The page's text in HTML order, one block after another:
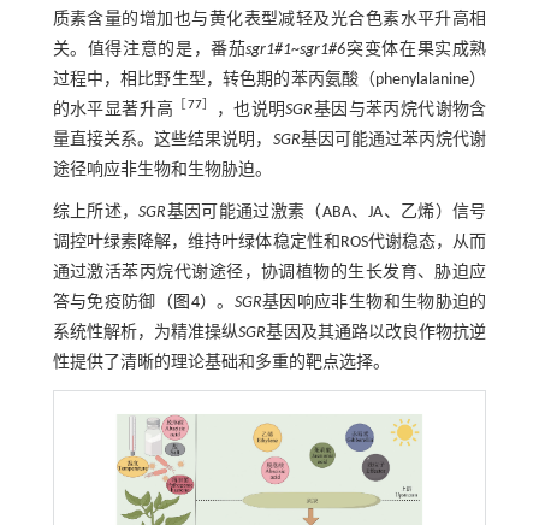
质素含量的增加也与黄化表型减轻及光合色素水平升高相
关。值得注意的是，番茄sgr1#1~sgr1#6突变体在果实成熟
过程中，相比野生型，转色期的苯丙氨酸（phenylalanine）
的水平显著升高
77］ ，也说明SGR基因与苯丙烷代谢物含
量直接关系。这些结果说明， SGR基因可能通过苯丙烷代谢
途径响应非生物和生物胁迫。
综上所述，SGR基因可能通过激素（ABA、JA、乙烯）信号
调控叶绿素降解，维持叶绿体稳定性和ROS代谢稳态，从而
通过激活苯丙烷代谢途径，协调植物的生长发育、胁迫应
答与免疫防御（ 图4）。 SGR基因响应非生物和生物胁迫的
系统性解析，为精准操纵SGR基因及其通路以改良作物抗逆
性提供了清晰的理论基础和多重的靶点选择。